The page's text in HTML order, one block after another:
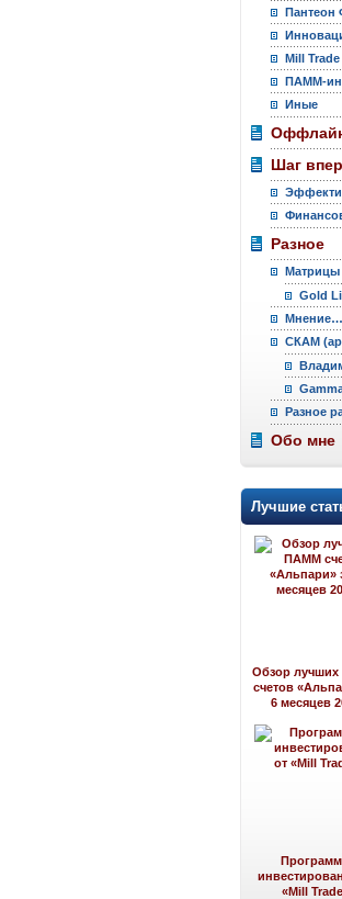
Пантеон
Mill Trade
ПАММ-
Иные
Шаг
Разное
Матрицы
Gold
Мнение…
СКАМ
Разное
Обо мне
Лучшие
Обзор
счетов
6 месяцев
«Mill